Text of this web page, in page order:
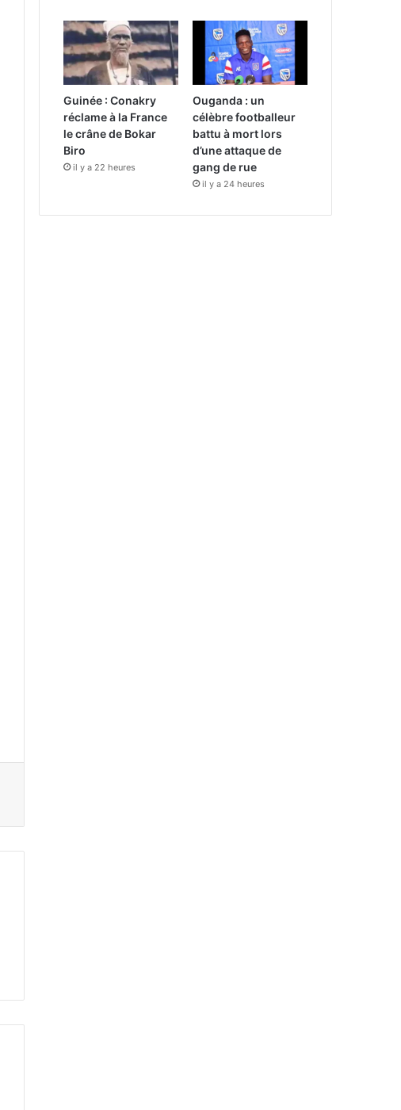
Guinée : Conakry
réclame à la France
le crâne de Bokar
Biro
il y a 22 heures
Ouganda : un
célèbre footballeur
battu à mort lors
d’une attaque de
gang de rue
il y a 24 heures